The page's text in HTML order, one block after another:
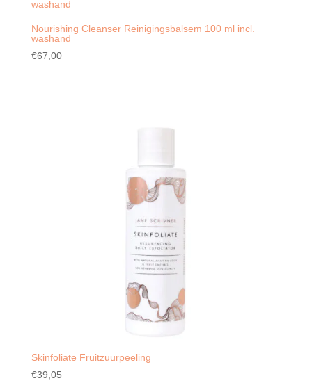
Nourishing Cleanser Reinigingsbalsem 100 ml incl.
washand
€67,00
Skinfoliate Fruitzuurpeeling
€39,05